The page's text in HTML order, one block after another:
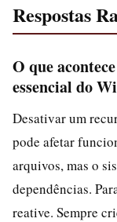
Respostas
O que
essencial do
Desativar um
pode afetar
arquivos, mas o
dependências.
reative. Sempre